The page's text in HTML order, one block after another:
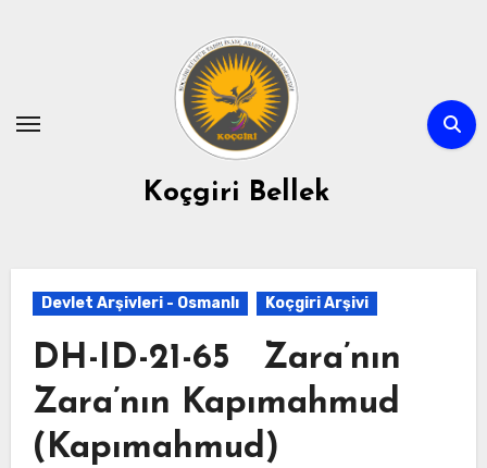
Koçgiri Bellek
Devlet Arşivleri - Osmanlı Koçgiri Arşivi
DH-ID-21-65 Zara’nın
Zara’nın Kapımahmud
(Kapımahmud)